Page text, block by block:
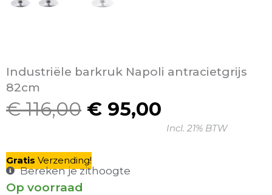
Industriële barkruk Napoli antracietgrijs
82cm
€116,00
Oorspronkelijke
was:
€ 116,00.
€ 95,00
Huidige
prijs
Incl. 21% BTW
Gratis Verzending!
Bereken je zithoogte
Op voorraad